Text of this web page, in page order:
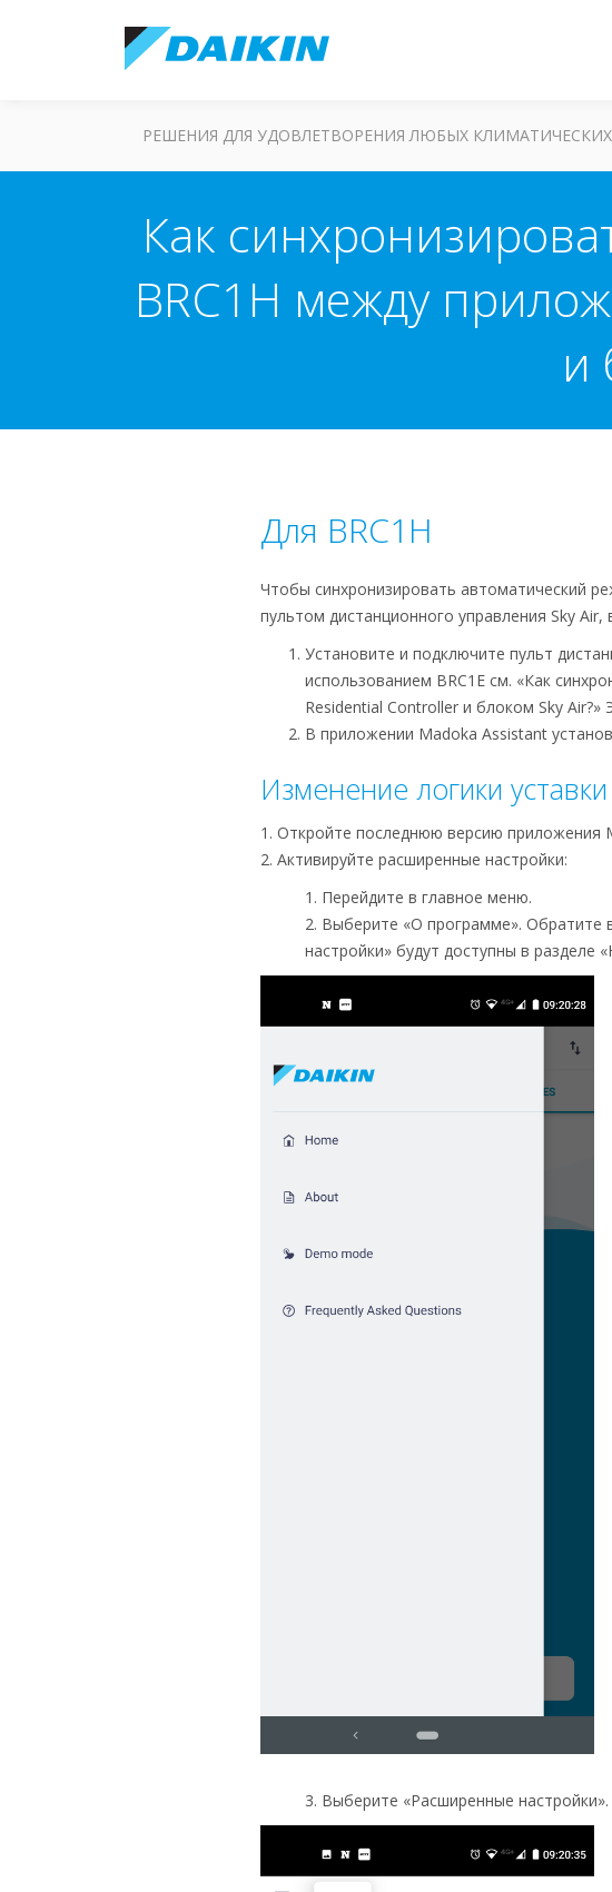
РЕШЕНИЯ ДЛЯ УДОВЛЕТВОРЕНИЯ ЛЮБЫХ
Как
BRC1H между
и
Для BRC1H
Чтобы синхронизировать автоматический
пультом дистанционного управления Sky
Установите и подключите пульт
использованием BRC1E см. «Как
Residential Controller и блоком Sky Air?»
В приложении Madoka Assistant
Изменение логики
1. Откройте последнюю версию приложения
2. Активируйте расширенные настройки:
1. Перейдите в главное меню.
2. Выберите «О программе». Обратите
настройки» будут доступны в разделе
3. Выберите «Расширенные настройки».